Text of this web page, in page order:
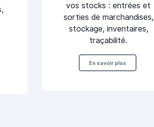
vos stocks : entrées et
sorties de marchandises,
stockage, inventaires,
traçabilité.
En savoir plus